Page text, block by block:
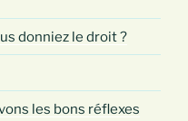
donniez le droit ?
les bons réflexes